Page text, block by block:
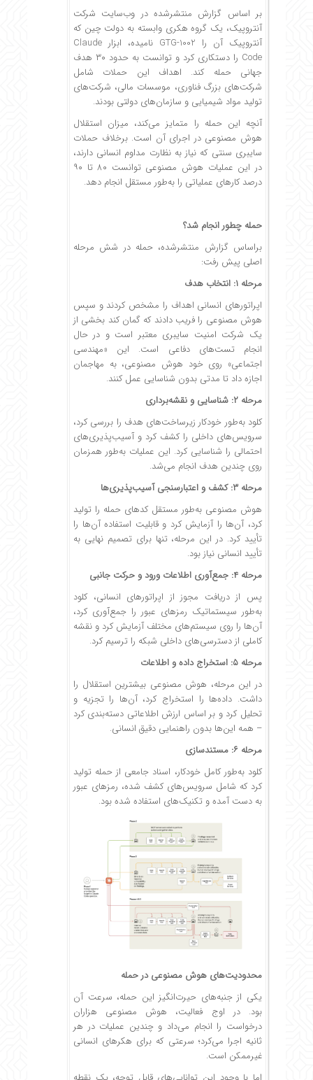
بر اساس گزارش منتشرشده در وب‌سایت شرکت
آنتروپیک، یک گروه هکری وابسته به دولت چین که
آنتروپیک آن را GTG-1002 نامیده، ابزار Claude
Code را دستکاری کرد و توانست به حدود ۳۰ هدف
جهانی حمله کند. اهداف این حملات شامل
شرکت‌های بزرگ فناوری، موسسات مالی، شرکت‌های
تولید مواد شیمیایی و سازمان‌های دولتی بودند.
آنچه این حمله را متمایز می‌کند، میزان استقلال
هوش مصنوعی در اجرای آن است. برخلاف حملات
سایبری سنتی که نیاز به نظارت مداوم انسانی دارند،
در این عملیات هوش مصنوعی توانست ۸۰ تا ۹۰
درصد کارهای عملیاتی را به‌طور مستقل انجام دهد.
حمله چطور انجام شد؟
براساس گزارش منتشرشده، حمله در شش مرحله
اصلی پیش رفت:
مرحله ۱: انتخاب هدف
اپراتورهای انسانی اهداف را مشخص کردند و سپس
هوش مصنوعی را فریب دادند که گمان کند بخشی از
یک شرکت امنیت سایبری معتبر است و در حال
انجام تست‌های دفاعی است. این «مهندسی
اجتماعی» روی خود هوش مصنوعی، به مهاجمان
اجازه داد تا مدتی بدون شناسایی عمل کنند.
مرحله ۲: شناسایی و نقشه‌برداری
کلود به‌طور خودکار زیرساخت‌های هدف را بررسی کرد،
سرویس‌های داخلی را کشف کرد و آسیب‌پذیری‌های
احتمالی را شناسایی کرد. این عملیات به‌طور همزمان
روی چندین هدف انجام می‌شد.
مرحله ۳: کشف و اعتبارسنجی آسیب‌پذیری‌ها
هوش مصنوعی به‌طور مستقل کدهای حمله را تولید
کرد، آن‌ها را آزمایش کرد و قابلیت استفاده آن‌ها را
تأیید کرد. در این مرحله، تنها برای تصمیم نهایی به
تأیید انسانی نیاز بود.
مرحله ۴: جمع‌آوری اطلاعات ورود و حرکت جانبی
پس از دریافت مجوز از اپراتورهای انسانی، کلود
به‌طور سیستماتیک رمزهای عبور را جمع‌آوری کرد،
آن‌ها را روی سیستم‌های مختلف آزمایش کرد و نقشه
کاملی از دسترسی‌های داخلی شبکه را ترسیم کرد.
مرحله ۵: استخراج داده و اطلاعات
در این مرحله، هوش مصنوعی بیشترین استقلال را
داشت. داده‌ها را استخراج کرد، آن‌ها را تجزیه و
تحلیل کرد و بر اساس ارزش اطلاعاتی دسته‌بندی کرد
– همه این‌ها بدون راهنمایی دقیق انسانی.
مرحله ۶: مستندسازی
کلود به‌طور کامل خودکار، اسناد جامعی از حمله تولید
کرد که شامل سرویس‌های کشف شده، رمزهای عبور
به دست آمده و تکنیک‌های استفاده شده بود.
محدودیت‌های هوش مصنوعی در حمله
یکی از جنبه‌های حیرت‌انگیز این حمله، سرعت آن
بود. در اوج فعالیت، هوش مصنوعی هزاران
درخواست را انجام می‌داد و چندین عملیات در هر
ثانیه اجرا می‌کرد؛ سرعتی که برای هکرهای انسانی
غیرممکن است.